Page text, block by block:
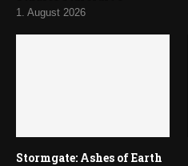
1. August 2026
Stormgate: Ashes of Earth